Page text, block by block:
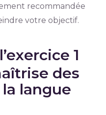
recommandée
votre objectif.
1
des
langue